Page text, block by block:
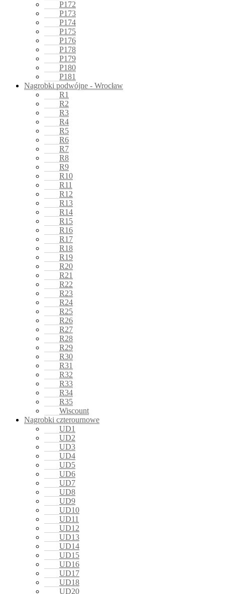
P172
P173
P174
P175
P176
P178
P179
P180
P181
Nagrobki podwójne - Wrocław
R1
R2
R3
R4
R5
R6
R7
R8
R9
R10
R11
R12
R13
R14
R15
R16
R17
R18
R19
R20
R21
R22
R23
R24
R25
R26
R27
R28
R29
R30
R31
R32
R33
R34
R35
Wiscount
Nagrobki czterournowe
UD1
UD2
UD3
UD4
UD5
UD6
UD7
UD8
UD9
UD10
UD11
UD12
UD13
UD14
UD15
UD16
UD17
UD18
UD20